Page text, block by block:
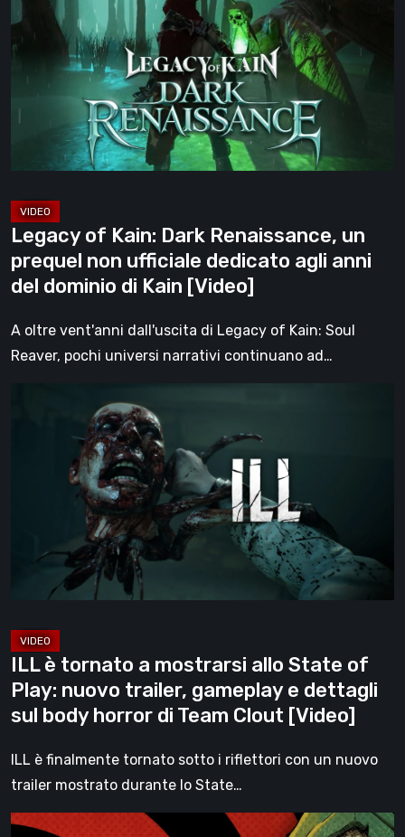
Dark
Renaissance,
ufficiale
agli
anni
del
dominio
Legacy of Kain: Dark Renaissance, un
prequel non ufficiale dedicato agli anni
del dominio di Kain [Video]
A oltre vent'anni dall'uscita di Legacy of Kain: Soul
Reaver, pochi universi narrativi continuano ad…
trailer,
gameplay
e
dettagli
di
ILL è tornato a mostrarsi allo State of
Play: nuovo trailer, gameplay e dettagli
sul body horror di Team Clout [Video]
ILL è finalmente tornato sotto i riflettori con un nuovo
trailer mostrato durante lo State…
Siediti